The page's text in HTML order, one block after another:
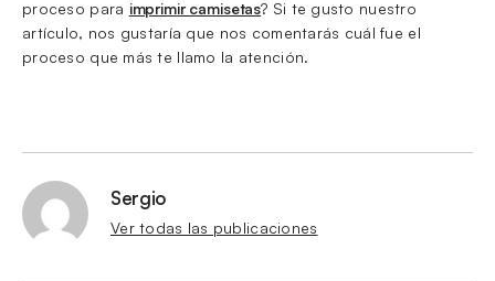
proceso para imprimir camisetas? Si te gusto nuestro
artículo, nos gustaría que nos comentarás cuál fue el
proceso que más te llamo la atención.
Sergio
Ver todas las publicaciones